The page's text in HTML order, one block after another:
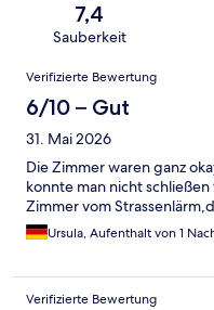
7,4
Sauberkeit
Bewertungen
Verifizierte Bewertung
6/10 – Gut
31. Mai 2026
Die Zimmer waren ganz
konnte man nicht
Zimmer vom
Ursula, Aufenthalt von 1
Verifizierte Bewertung